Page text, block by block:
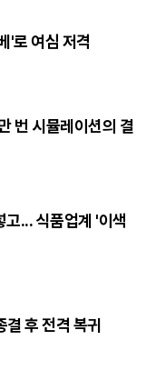
'로 여심 저격
번 시뮬레이션의 결
고... 식품업계 '이색
결 후 전격 복귀